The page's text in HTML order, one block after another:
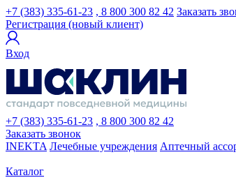
+7 (383) 335-61-23 , 8 800 300 82 42 Заказать
Регистрация (новый клиент)
Вход
+7 (383) 335-61-23 , 8 800 300 82 42
Заказать звонок
INEKTA Лечебные учреждения Аптечный
Каталог